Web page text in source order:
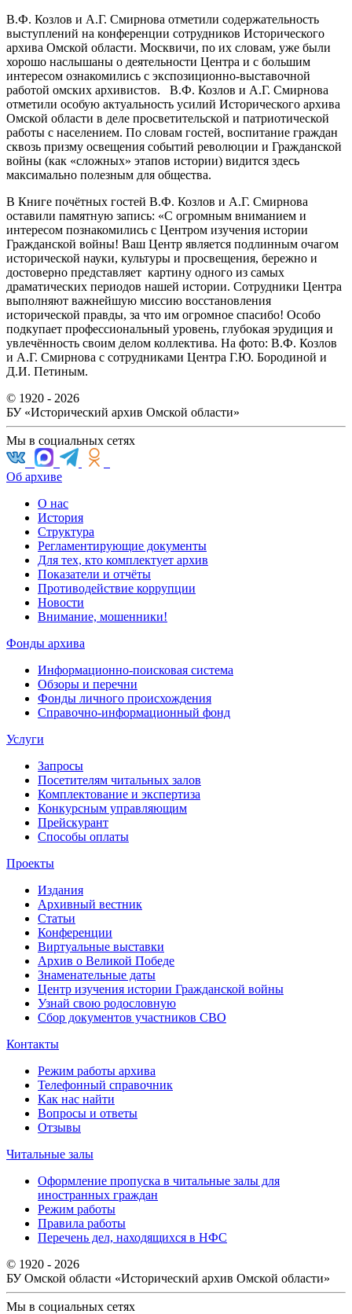
В.Ф. Козлов и А.Г. Смирнова отметили содержательность
выступлений на конференции сотрудников Исторического
архива Омской области. Москвичи, по их словам, уже были
хорошо наслышаны о деятельности Центра и с большим
интересом ознакомились с экспозиционно-выставочной
работой омских архивистов. В.Ф. Козлов и А.Г. Смирнова
отметили особую актуальность усилий Исторического архива
Омской области в деле просветительской и патриотической
работы с населением. По словам гостей, воспитание граждан
сквозь призму освещения событий революции и Гражданской
войны (как «сложных» этапов истории) видится здесь
максимально полезным для общества.
В Книге почётных гостей В.Ф. Козлов и А.Г. Смирнова
оставили памятную запись: «С огромным вниманием и
интересом познакомились с Центром изучения истории
Гражданской войны! Ваш Центр является подлинным очагом
исторической науки, культуры и просвещения, бережно и
достоверно представляет картину одного из самых
драматических периодов нашей истории. Сотрудники Центра
выполняют важнейшую миссию восстановления
исторической правды, за что им огромное спасибо! Особо
подкупает профессиональный уровень, глубокая эрудиция и
увлечённость своим делом коллектива. На фото: В.Ф. Козлов
и А.Г. Смирнова с сотрудниками Центра Г.Ю. Бородиной и
Д.И. Петиным.
© 1920 - 2026
БУ «Исторический архив Омской области»
Мы в социальных сетях
Об архиве
О нас
История
Структура
Регламентирующие документы
Для тех, кто комплектует архив
Показатели и отчёты
Противодействие коррупции
Новости
Внимание, мошенники!
Фонды архива
Информационно-поисковая система
Обзоры и перечни
Фонды личного происхождения
Справочно-информационный фонд
Услуги
Запросы
Посетителям читальных залов
Комплектование и экспертиза
Конкурсным управляющим
Прейскурант
Способы оплаты
Проекты
Издания
Архивный вестник
Статьи
Конференции
Виртуальные выставки
Архив о Великой Победе
Знаменательные даты
Центр изучения истории Гражданской войны
Узнай свою родословную
Сбор документов участников СВО
Контакты
Режим работы архива
Телефонный справочник
Как нас найти
Вопросы и ответы
Отзывы
Читальные залы
Оформление пропуска в читальные залы для
иностранных граждан
Режим работы
Правила работы
Перечень дел, находящихся в НФС
© 1920 - 2026
БУ Омской области «Исторический архив Омской области»
Мы в социальных сетях